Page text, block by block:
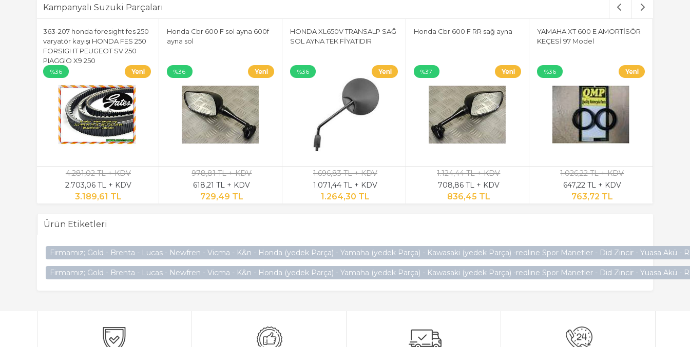
Kampanyalı Suzuki Parçaları
363-207 honda foresight fes 250
varyatör kayışı HONDA FES 250
FORSIGHT PEUGEOT SV 250
PIAGGIO X9 250
%36
4.281,02 TL + KDV
2.703,06 TL + KDV
3.189,61 TL
Honda Cbr 600 F sol ayna 600f
ayna sol
%36
978,81 TL + KDV
618,21 TL + KDV
729,49 TL
HONDA XL650V TRANSALP SAĞ
SOL AYNA TEK FİYATIDIR
%36
1.696,83 TL + KDV
1.071,44 TL + KDV
1.264,30 TL
Honda Cbr 600 F RR sağ ayna
%37
1.124,44 TL + KDV
708,86 TL + KDV
836,45 TL
YAMAHA XT 600 E AMORTİSÖR
KEÇESİ 97 Model
%36
1.026,22 TL + KDV
647,22 TL + KDV
763,72 TL
Ürün Etiketleri
Firmamız; Gold - Brenta - Lucas - Newfren - Vicma - K&n - Honda (yedek Parça) - Yamaha (yedek Parça) - Kawasaki (yedek Parça) -redline Spor Manetler - Did Zincir - Yuasa Akü
Firmamız; Gold - Brenta - Lucas - Newfren - Vicma - K&n - Honda (yedek Parça) - Yamaha (yedek Parça) - Kawasaki (yedek Parça) -redline Spor Manetler - Did Zincir - Yuasa Akü